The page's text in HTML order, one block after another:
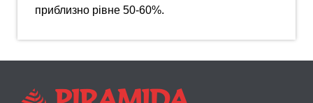
приблизно рівне 50-60%.